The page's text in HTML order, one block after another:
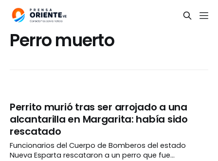
Perro muerto
Perrito murió tras ser arrojado a una
alcantarilla en Margarita: había sido
rescatado
Funcionarios del Cuerpo de Bomberos del estado
Nueva Esparta rescataron a un perro que fue